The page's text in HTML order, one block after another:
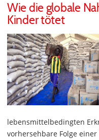
Wie die globale
Kinder tötet
lebensmittelbedingten
vorhersehbare Folge